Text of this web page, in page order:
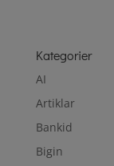
Kategorier
AI
Artiklar
Bankid
Bigin